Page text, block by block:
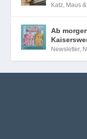
Katz, Maus
Ab
Newsletter,